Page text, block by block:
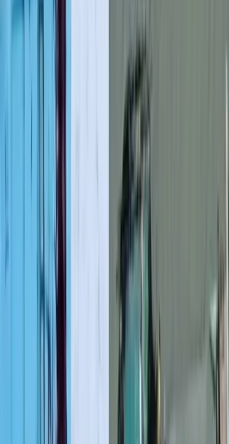
লাল ফিতা কেটে বাঁশের সাঁকো
উদ্বোধন!, উদ্বোধক শীর্ষস্থানীয়
বিএনপি নেতাকে নিয়ে উপহাস